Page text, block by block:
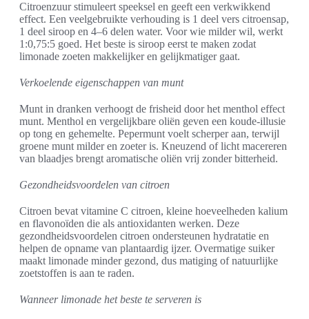
Citroenzuur stimuleert speeksel en geeft een verkwikkend
effect. Een veelgebruikte verhouding is 1 deel vers citroensap,
1 deel siroop en 4–6 delen water. Voor wie milder wil, werkt
1:0,75:5 goed. Het beste is siroop eerst te maken zodat
limonade zoeten makkelijker en gelijkmatiger gaat.
Verkoelende eigenschappen van munt
Munt in dranken verhoogt de frisheid door het menthol effect
munt. Menthol en vergelijkbare oliën geven een koude-illusie
op tong en gehemelte. Pepermunt voelt scherper aan, terwijl
groene munt milder en zoeter is. Kneuzend of licht macereren
van blaadjes brengt aromatische oliën vrij zonder bitterheid.
Gezondheidsvoordelen van citroen
Citroen bevat vitamine C citroen, kleine hoeveelheden kalium
en flavonoïden die als antioxidanten werken. Deze
gezondheidsvoordelen citroen ondersteunen hydratatie en
helpen de opname van plantaardig ijzer. Overmatige suiker
maakt limonade minder gezond, dus matiging of natuurlijke
zoetstoffen is aan te raden.
Wanneer limonade het beste te serveren is